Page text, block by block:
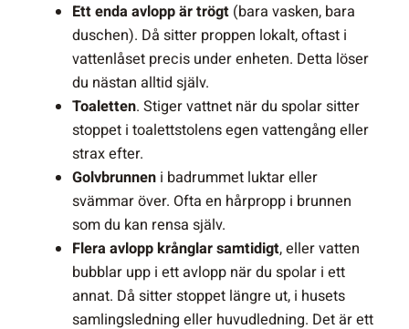
Ett enda avlopp är trögt(bara vasken, bara
duschen). Då sitter proppen lokalt, oftast i
vattenlåset precis under enheten. Detta löser
du nästan alltid själv.
Toaletten. Stiger vattnet när du spolar sitter
stoppet i toalettstolens egen vattengång eller
strax efter.
Golvbrunneni badrummet luktar eller
svämmar över. Ofta en hårpropp i brunnen
som du kan rensa själv.
Flera avlopp krånglar samtidigt, eller vatten
bubblar upp i ett avlopp när du spolar i ett
annat. Då sitter stoppet längre ut, i husets
samlingsledning eller huvudledning. Det är ett